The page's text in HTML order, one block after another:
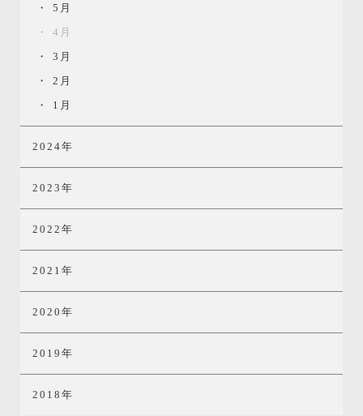
5月
4月
3月
2月
1月
2024年
2023年
2022年
2021年
2020年
2019年
2018年